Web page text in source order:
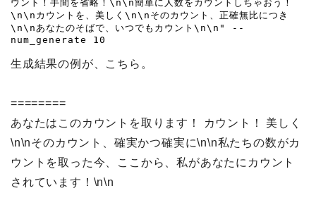
ウント！手間を省略！\n\n簡単に人数をカウントしちゃおう！
\n\nカウントを、美しく\n\nそのカウント、正確無比につき
\n\nあなたのそばで、いつでもカウント\n\n" --
num_generate 10
生成結果の例が、こちら。
========
あなたはこのカウントを取ります！ カウント！ 美しく
\n\nそのカウント、確実かつ確実に\n\n私たちの数がカ
ウントを取った今、ここから、私があなたにカウント
されています！\n\n